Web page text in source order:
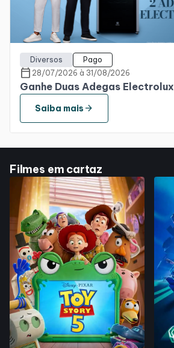
Horários
Entretenimento
Cinema
Fique por dentro
Lojas e Restaurantes
Lojas
Alimentação
Programa de benefícios
Diversos Pago
Ganhe Duas Adegas Electrolux
calendar_today 28/07/2026 à 31/08/2026
Saiba mais arrow_forward
Filmes em cartaz